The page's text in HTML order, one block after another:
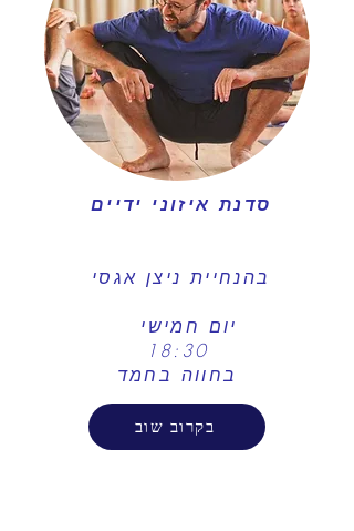
סדנת איזוני ידיים
בהנחיית ניצן אגסי
יום חמישי
18:30
בחווה בחמד
בקרוב שוב